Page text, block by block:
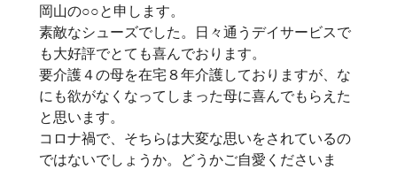
岡山の○○と申します。
素敵なシューズでした。日々通うデイサービスで
も大好評でとても喜んでおります。
要介護４の母を在宅８年介護しておりますが、な
にも欲がなくなってしまった母に喜んでもらえた
と思います。
コロナ禍で、そちらは大変な思いをされているの
ではないでしょうか。どうかご自愛くださいま